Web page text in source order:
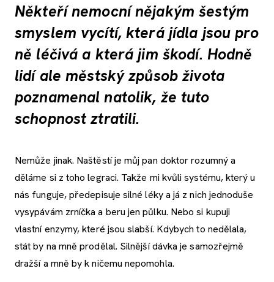
Někteří nemocní nějakým šestým
smyslem vycítí, která jídla jsou pro
ně léčivá a která jim škodí. Hodně
lidí ale městský způsob života
poznamenal natolik, že tuto
schopnost ztratili.
Nemůže jinak. Naštěstí je můj pan doktor rozumný a
děláme si z toho legraci. Takže mi kvůli systému, který u
nás funguje, předepisuje silné léky a já z nich jednoduše
vysypávám zrníčka a beru jen půlku. Nebo si kupuji
vlastní enzymy, které jsou slabší. Kdybych to nedělala,
stát by na mně prodělal. Silnější dávka je samozřejmě
dražší a mně by k ničemu nepomohla.